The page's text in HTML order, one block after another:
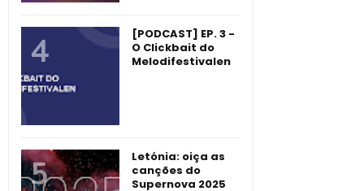
[PODCAST] EP. 3 -
O Clickbait do
Melodifestivalen
Letónia: oiça as
canções do
Supernova 2025